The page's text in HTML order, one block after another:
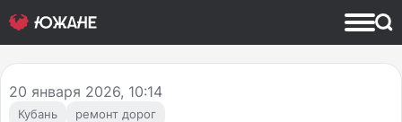
Кубань ремонт дорог
20 января 2026, 10:14